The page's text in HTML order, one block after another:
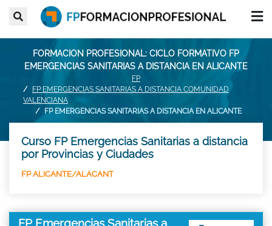
FORMACION PROFESIONAL: CICLO FORMATIVO FP
EMERGENCIAS SANITARIAS A DISTANCIA EN ALICANTE
FP
FP EMERGENCIAS SANITARIAS A DISTANCIA COMUNIDAD
VALENCIANA
FP EMERGENCIAS SANITARIAS A DISTANCIA EN ALICANTE
Curso FP Emergencias Sanitarias a distancia
por Provincias y Ciudades
FP ALICANTE/ALACANT
FP Emergencias Sanitarias a